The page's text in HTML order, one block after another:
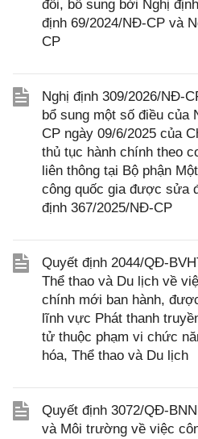
đổi, bổ sung bởi Nghị
định 69/2024/NĐ-CP và
CP
Nghị định 309/2026/NĐ-
bổ sung một số điều của
CP ngày 09/6/2025 của
thủ tục hành chính theo
liên thông tại Bộ phận
công quốc gia được sửa
định 367/2025/NĐ-CP
Quyết định 2044/QĐ-
Thể thao và Du lịch về
chính mới ban hành,
lĩnh vực Phát thanh
tử thuộc phạm vi chức
hóa, Thể thao và Du lịch
Quyết định 3072/QĐ-
và Môi trường về việc